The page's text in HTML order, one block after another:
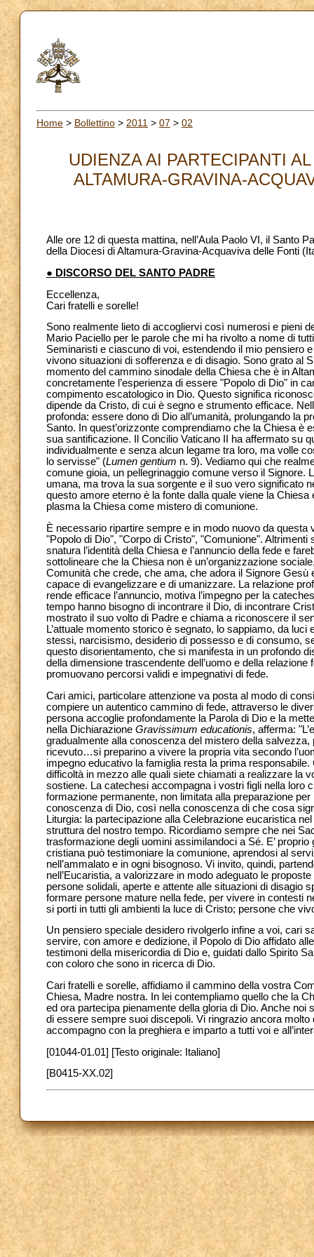
Home > Bollettino > 2011 > 07 > 02
UDIENZA AI PARTECIPANTI
ALTAMURA-GRAVINA-
Alle ore 12 di questa mattina, nell’Aula Paolo VI, il Santo
della Diocesi di Altamura-Gravina-Acquaviva delle Fonti
● DISCORSO DEL SANTO PADRE
Eccellenza,
Cari fratelli e sorelle!
Sono realmente lieto di accogliervi così numerosi e pieni
Mario Paciello per le parole che mi ha rivolto a nome di
Seminaristi e ciascuno di voi, estendendo il mio pensiero
vivono situazioni di sofferenza e di disagio. Sono grato al
momento del cammino sinodale della Chiesa che è in
concretamente l’esperienza di essere "Popolo di Dio" in
compimento escatologico in Dio. Questo significa
dipende da Cristo, di cui è segno e strumento efficace.
profonda: essere dono di Dio all’umanità, prolungando la
Santo. In quest’orizzonte comprendiamo che la Chiesa è
sua santificazione. Il Concilio Vaticano II ha affermato su
individualmente e senza alcun legame tra loro, ma volle
lo servisse" (Lumen gentium n. 9). Vediamo qui che
comune gioia, un pellegrinaggio comune verso il Signore.
umana, ma trova la sua sorgente e il suo vero significato
questo amore eterno è la fonte dalla quale viene la
plasma la Chiesa come mistero di comunione.
È necessario ripartire sempre e in modo nuovo da
"Popolo di Dio", "Corpo di Cristo", "Comunione".
snatura l’identità della Chiesa e l’annuncio della fede e
sottolineare che la Chiesa non è un’organizzazione
Comunità che crede, che ama, che adora il Signore
capace di evangelizzare e di umanizzare. La relazione
rende efficace l’annuncio, motiva l’impegno per la
tempo hanno bisogno di incontrare il Dio, di incontrare
mostrato il suo volto di Padre e chiama a riconoscere il
L’attuale momento storico è segnato, lo sappiamo, da
stessi, narcisismo, desiderio di possesso e di consumo,
questo disorientamento, che si manifesta in un profondo
della dimensione trascendente dell’uomo e della
promuovano percorsi validi e impegnativi di fede.
Cari amici, particolare attenzione va posta al modo di
compiere un autentico cammino di fede, attraverso le
persona accoglie profondamente la Parola di Dio e la
nella Dichiarazione Gravissimum educationis, afferma:
gradualmente alla conoscenza del mistero della
ricevuto…si preparino a vivere la propria vita secondo
impegno educativo la famiglia resta la prima
difficoltà in mezzo alle quali siete chiamati a realizzare la
sostiene. La catechesi accompagna i vostri figli nella
formazione permanente, non limitata alla preparazione
conoscenza di Dio, così nella conoscenza di che cosa
Liturgia: la partecipazione alla Celebrazione eucaristica
struttura del nostro tempo. Ricordiamo sempre che nei
trasformazione degli uomini assimilandoci a Sé. E’
cristiana può testimoniare la comunione, aprendosi al
nell’ammalato e in ogni bisognoso. Vi invito, quindi,
nell’Eucaristia, a valorizzare in modo adeguato le
persone solidali, aperte e attente alle situazioni di disagio
formare persone mature nella fede, per vivere in contesti
si porti in tutti gli ambienti la luce di Cristo; persone che
Un pensiero speciale desidero rivolgerlo infine a voi, cari
servire, con amore e dedizione, il Popolo di Dio affidato
testimoni della misericordia di Dio e, guidati dallo Spirito
con coloro che sono in ricerca di Dio.
Cari fratelli e sorelle, affidiamo il cammino della vostra
Chiesa, Madre nostra. In lei contempliamo quello che la
ed ora partecipa pienamente della gloria di Dio. Anche
di essere sempre suoi discepoli. Vi ringrazio ancora
accompagno con la preghiera e imparto a tutti voi e
[01044-01.01] [Testo originale: Italiano]
[B0415-XX.02]